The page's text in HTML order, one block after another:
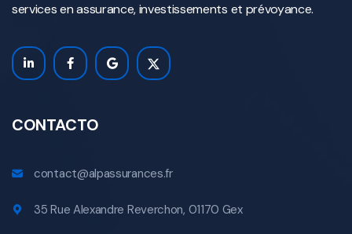
services en assurance, investissements et prévoyance.
CONTACTO
contact@alpassurances.fr
35 Rue Alexandre Reverchon, 01170 Gex